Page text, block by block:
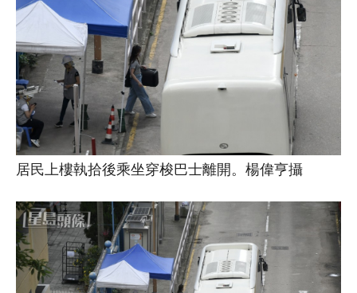
居民上樓執拾後乘坐穿梭巴士離開。楊偉亨攝